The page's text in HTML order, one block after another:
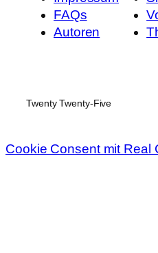
FAQs
Autoren
Twenty Twenty-Five
Cookie Consent mit Real